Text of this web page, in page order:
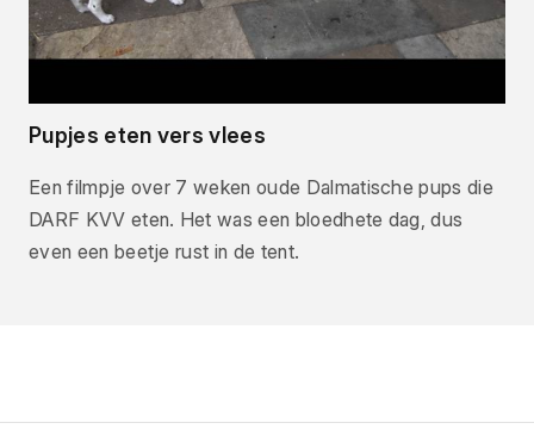
Pupjes eten vers vlees
Een filmpje over 7 weken oude Dalmatische pups die
DARF KVV eten. Het was een bloedhete dag, dus
even een beetje rust in de tent.